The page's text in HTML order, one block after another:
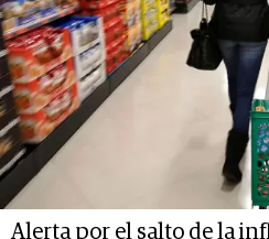
Alerta por el salto de la